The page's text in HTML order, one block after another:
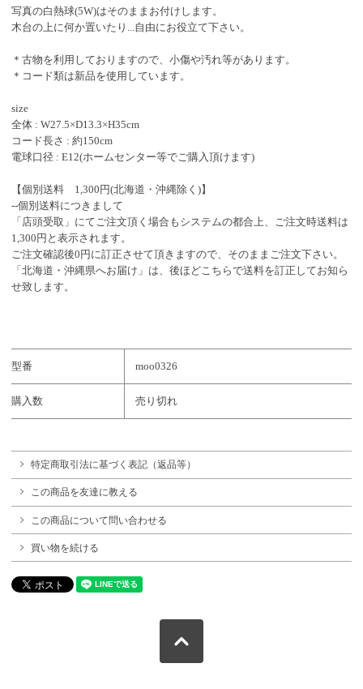
写真の白熱球(5W)はそのままお付けします。
木台の上に何か置いたり...自由にお役立て下さい。
＊古物を利用しておりますので、小傷や汚れ等があります。
＊コード類は新品を使用しています。
size
全体 : W27.5×D13.3×H35cm
コード長さ : 約150cm
電球口径 : E12(ホームセンター等でご購入頂けます)
【個別送料 1,300円(北海道・沖縄除く)】
--個別送料につきまして
「店頭受取」にてご注文頂く場合もシステムの都合上、ご注文時送料は
1,300円と表示されます。
ご注文確認後0円に訂正させて頂きますので、そのままご注文下さい。
「北海道・沖縄県へお届け」は、後ほどこちらで送料を訂正してお知ら
せ致します。
型番 moo0326
購入数 売り切れ
特定商取引法に基づく表記（返品等）
この商品を友達に教える
この商品について問い合わせる
買い物を続ける